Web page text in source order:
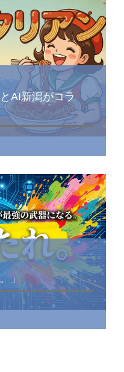
AI新潟がコラ
」